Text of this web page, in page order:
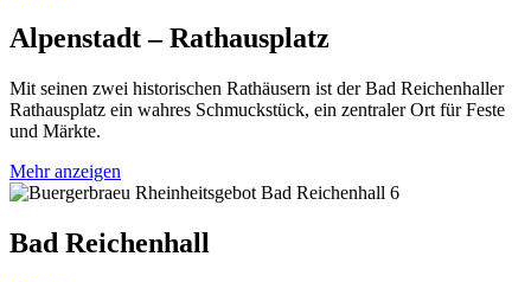
Alpenstadt – Rathausplatz
Mit seinen zwei historischen Rathäusern ist der Bad Reichenhaller
Rathausplatz ein wahres Schmuckstück, ein zentraler Ort für Feste
und Märkte.
Mehr anzeigen
Bad Reichenhall